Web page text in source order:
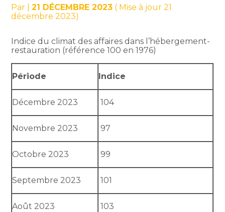
Par |21 DÉCEMBRE 2023 ( Mise à jour 21
décembre 2023)
Indice du climat des affaires dans l’hébergement-
restauration (référence 100 en 1976)
Période Indice
Décembre 2023 104
Novembre 2023 97
Octobre 2023 99
Septembre 2023 101
Août 2023 103